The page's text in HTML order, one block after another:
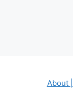
About